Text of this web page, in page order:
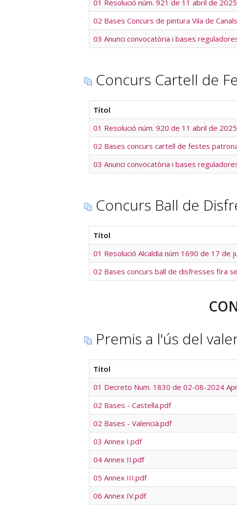
01 Resolució núm. 921 de 11 abril de
02 Bases Concurs de pintura Vila de
03 Anunci convocatòria i bases
Concurs Cartell de
Títol
01 Resolució núm. 920 de 11 abril de
02 Bases concurs cartell de festes
03 Anunci convocatòria i bases
Concurs Ball de
Títol
01 Resolució Alcaldia núm 1690 de 17
02 Bases concurs ball de disfresses fira
Premis a l'ús del
Títol
01 Decreto Num. 1830 de 02-08-2024
02 Bases - Castella.pdf
02 Bases - Valencià.pdf
03 Annex I.pdf
04 Annex II.pdf
05 Annex III.pdf
06 Annex IV.pdf